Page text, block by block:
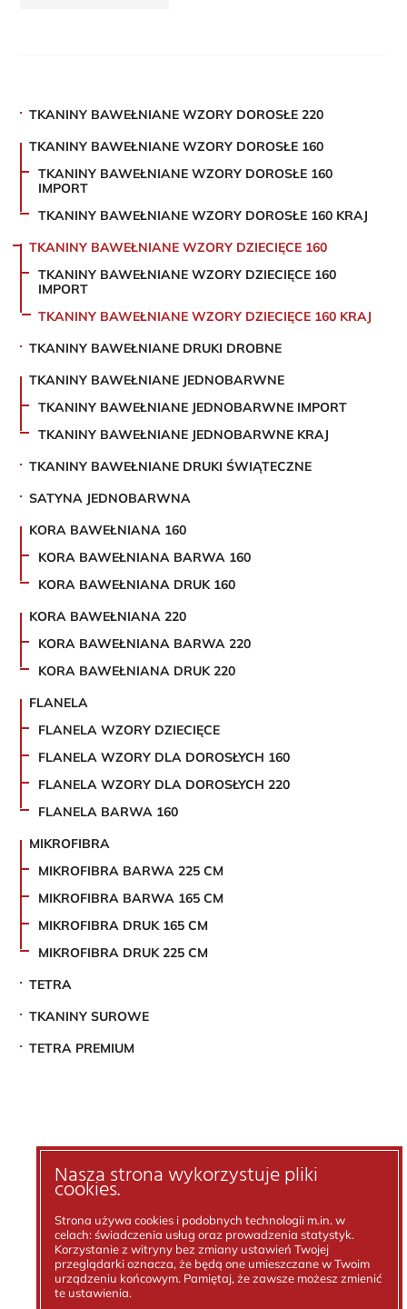
TKANINY BAWEŁNIANE WZORY DOROSŁE 220
TKANINY BAWEŁNIANE WZORY DOROSŁE 160
TKANINY BAWEŁNIANE WZORY DOROSŁE 160
IMPORT
TKANINY BAWEŁNIANE WZORY DOROSŁE 160 KRAJ
TKANINY BAWEŁNIANE WZORY DZIECIĘCE 160
TKANINY BAWEŁNIANE WZORY DZIECIĘCE 160
IMPORT
TKANINY BAWEŁNIANE WZORY DZIECIĘCE 160 KRAJ
TKANINY BAWEŁNIANE DRUKI DROBNE
TKANINY BAWEŁNIANE JEDNOBARWNE
TKANINY BAWEŁNIANE JEDNOBARWNE IMPORT
TKANINY BAWEŁNIANE JEDNOBARWNE KRAJ
TKANINY BAWEŁNIANE DRUKI ŚWIĄTECZNE
SATYNA JEDNOBARWNA
KORA BAWEŁNIANA 160
KORA BAWEŁNIANA BARWA 160
KORA BAWEŁNIANA DRUK 160
KORA BAWEŁNIANA 220
KORA BAWEŁNIANA BARWA 220
KORA BAWEŁNIANA DRUK 220
FLANELA
FLANELA WZORY DZIECIĘCE
FLANELA WZORY DLA DOROSŁYCH 160
FLANELA WZORY DLA DOROSŁYCH 220
FLANELA BARWA 160
MIKROFIBRA
MIKROFIBRA BARWA 225 CM
MIKROFIBRA BARWA 165 CM
MIKROFIBRA DRUK 165 CM
MIKROFIBRA DRUK 225 CM
TETRA
TKANINY SUROWE
TETRA PREMIUM
Nasza strona wykorzystuje pliki
cookies.
Strona używa cookies i podobnych technologii m.in. w
celach: świadczenia usług oraz prowadzenia statystyk.
Korzystanie z witryny bez zmiany ustawień Twojej
przeglądarki oznacza, że będą one umieszczane w Twoim
urządzeniu końcowym. Pamiętaj, że zawsze możesz zmienić
te ustawienia.